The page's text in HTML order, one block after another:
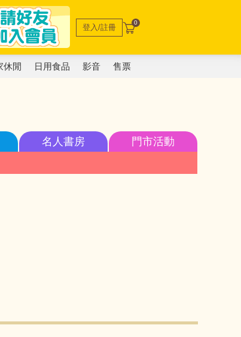
登入/註冊 0
休閒 日用食品 影音 售票
名人書房 門市活動